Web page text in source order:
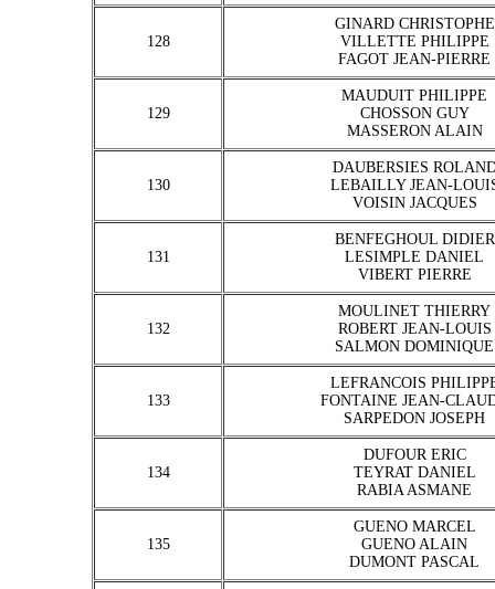
128
GINARD CHRISTOPHE
VILLETTE PHILIPPE
FAGOT JEAN-PIERRE
129
MAUDUIT PHILIPPE
CHOSSON GUY
MASSERON ALAIN
130
DAUBERSIES
LEBAILLY JEAN-
VOISIN JACQUES
131
BENFEGHOUL DIDIER
LESIMPLE DANIEL
VIBERT PIERRE
132
MOULINET THIERRY
ROBERT JEAN-LOUIS
SALMON DOMINIQUE
133
LEFRANCOIS
FONTAINE JEAN-
SARPEDON JOSEPH
134
DUFOUR ERIC
TEYRAT DANIEL
RABIA ASMANE
135
GUENO MARCEL
GUENO ALAIN
DUMONT PASCAL